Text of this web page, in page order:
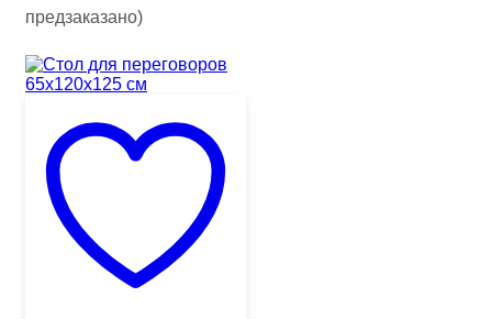
предзаказано)